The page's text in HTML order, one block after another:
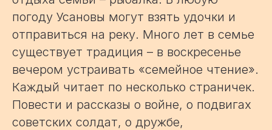
погоду Усановы могут взять удочки и
отправиться на реку. Много лет в семье
существует традиция – в воскресенье
вечером устраивать «семейное чтение».
Каждый читает по несколько страничек.
Повести и рассказы о войне, о подвигах
советских солдат, о дружбе,